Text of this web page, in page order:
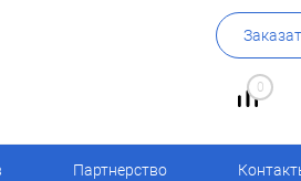
0
Партнерство